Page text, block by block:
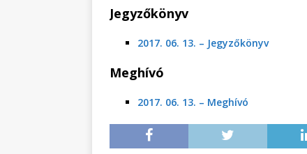
Jegyzőkönyv
2017. 06. 13. – Jegyzőkönyv
Meghívó
2017. 06. 13. – Meghívó